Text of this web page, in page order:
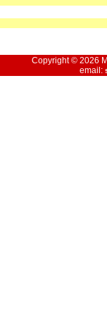
Copyright © 2026
email: